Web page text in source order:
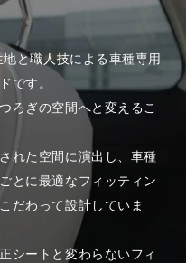
と職人技による車種専用
です。
ろぎの空間へと変えるこ
れた空間に演出し、車種
とに最適なフィッティン
だわって設計していま
シートと変わらないフィ